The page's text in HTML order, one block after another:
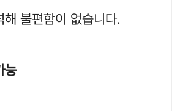
불편함이 없습니다.
능